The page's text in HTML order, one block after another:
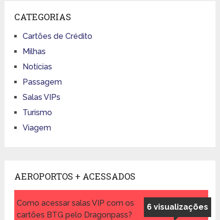
CATEGORIAS
Cartões de Crédito
Milhas
Notícias
Passagem
Salas VIPs
Turismo
Viagem
AEROPORTOS + ACESSADOS
6 visualizações
Como acessar salas VIP com os
cartões BTG pelo Dragonpass?